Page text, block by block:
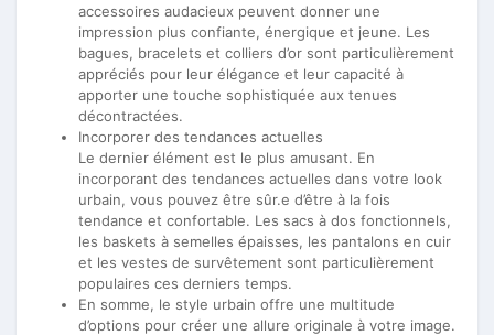
accessoires audacieux peuvent donner une
impression plus confiante, énergique et jeune. Les
bagues, bracelets et colliers d’or sont particulièrement
appréciés pour leur élégance et leur capacité à
apporter une touche sophistiquée aux tenues
décontractées.
Incorporer des tendances actuelles
Le dernier élément est le plus amusant. En
incorporant des tendances actuelles dans votre look
urbain, vous pouvez être sûr.e d’être à la fois
tendance et confortable. Les sacs à dos fonctionnels,
les baskets à semelles épaisses, les pantalons en cuir
et les vestes de survêtement sont particulièrement
populaires ces derniers temps.
En somme, le style urbain offre une multitude
d’options pour créer une allure originale à votre image.